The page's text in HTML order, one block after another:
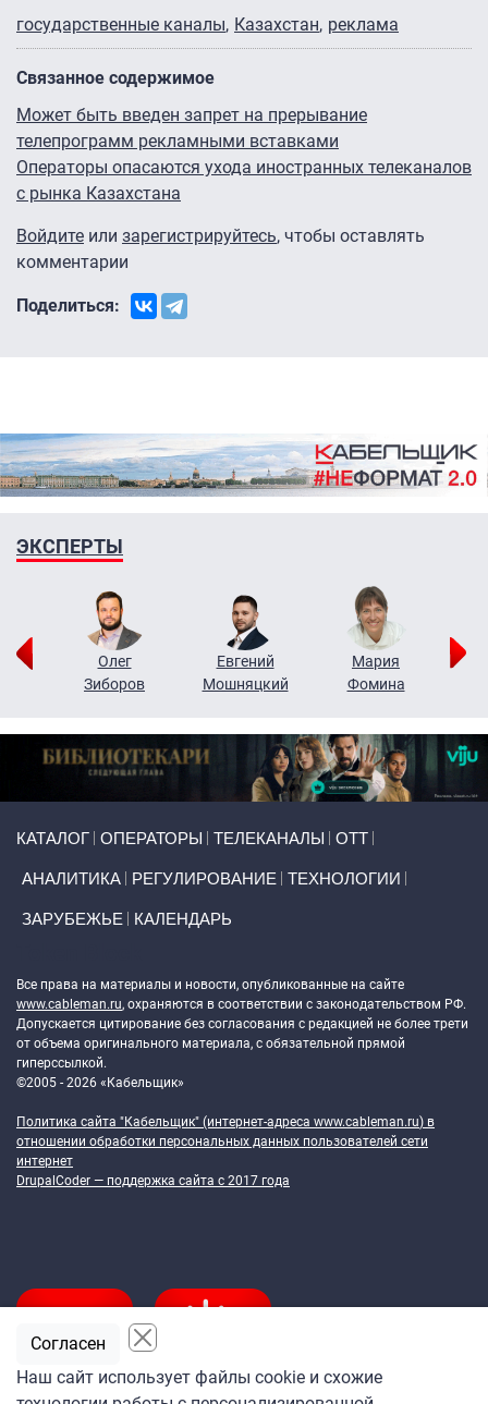
государственные каналы
Казахстан реклама
Связанное содержимое
Может быть введен запрет на прерывание
телепрограмм рекламными вставками
Операторы опасаются ухода иностранных телеканалов
с рынка Казахстана
Войдите или зарегистрируйтесь, чтобы оставлять
комментарии
Поделиться:
ЭКСПЕРТЫ
Олег
Зиборов
Евгений
Мошняцкий
Мария
Фомина
КАТАЛОГ ОПЕРАТОРЫ ТЕЛЕКАНАЛЫ ОТТ
АНАЛИТИКА РЕГУЛИРОВАНИЕ ТЕХНОЛОГИИ
ЗАРУБЕЖЬЕ КАЛЕНДАРЬ
Все права на материалы и новости, опубликованные на сайте
www.cableman.ru, охраняются в соответствии с законодательством РФ.
Допускается цитирование без согласования с редакцией не более трети
от объема оригинального материала, с обязательной прямой
гиперссылкой.
©2005 - 2026 «Кабельщик»
Политика сайта "Кабельщик" (интернет-адреса www.cableman.ru) в
отношении обработки персональных данных пользователей сети
интернет
DrupalCoder — поддержка сайта c 2017 года
Наш сайт использует файлы cookie и схожие
Согласен